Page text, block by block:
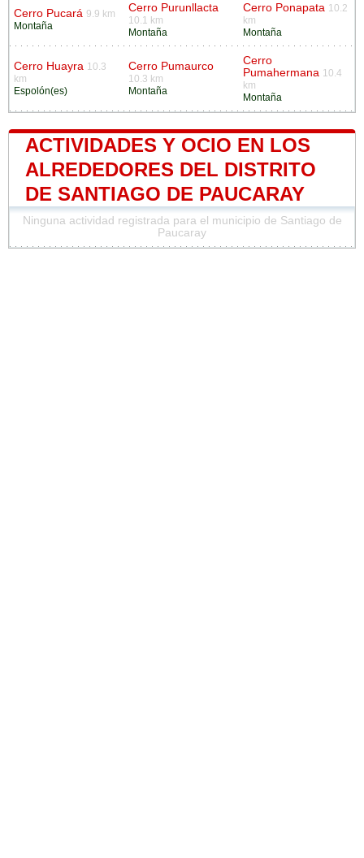
Cerro Pucará 9.9 km
Montaña
Cerro Purunllacta
10.1 km
Montaña
Cerro Ponapata 10.2
km
Montaña
Cerro Huayra 10.3
km
Espolón(es)
Cerro Pumaurco
10.3 km
Montaña
Cerro
Pumahermana 10.4
km
Montaña
ACTIVIDADES Y OCIO EN LOS
ALREDEDORES DEL DISTRITO
DE SANTIAGO DE PAUCARAY
Ninguna actividad registrada para el municipio de Santiago de
Paucaray